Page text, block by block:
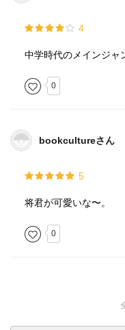
4
中学時代のメインジャ
0
bookcultureさん
5
将君が可愛いな〜。
0